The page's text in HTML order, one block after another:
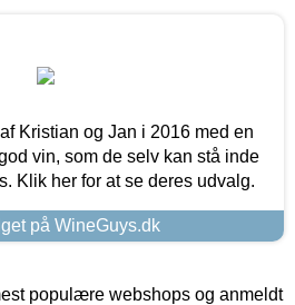
Kristian og Jan i 2016 med en
vin, som de selv kan stå inde
Klik her for at se deres udvalg.
på WineGuys.dk
populære webshops og anmeldt